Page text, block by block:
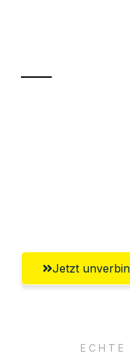
Jetzt
ECHTE